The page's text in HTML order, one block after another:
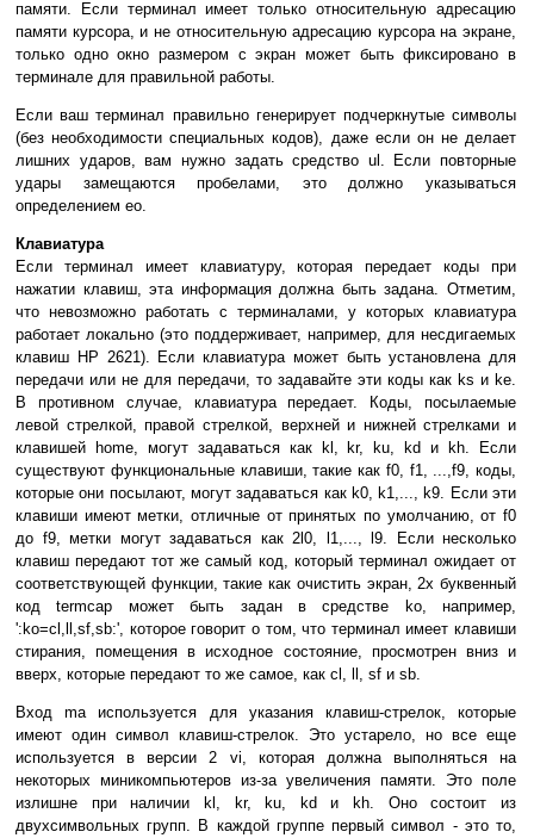
памяти. Если терминал имеет только относительную адресацию
памяти курсора, и не относительную адресацию курсора на экране,
только одно окно размером с экран может быть фиксировано в
терминале для правильной работы.
Если ваш терминал правильно генерирует подчеркнутые символы
(без необходимости специальных кодов), даже если он не делает
лишних ударов, вам нужно задать средство ul. Если повторные
удары замещаются пробелами, это должно указываться
определением eo.
Клавиатура
Если терминал имеет клавиатуру, которая передает коды при
нажатии клавиш, эта информация должна быть задана. Отметим,
что невозможно работать с терминалами, у которых клавиатура
работает локально (это поддерживает, например, для несдигаемых
клавиш HP 2621). Если клавиатура может быть установлена для
передачи или не для передачи, то задавайте эти коды как ks и ke.
В противном случае, клавиатура передает. Коды, посылаемые
левой стрелкой, правой стрелкой, верхней и нижней стрелками и
клавишей home, могут задаваться как kl, kr, ku, kd и kh. Если
существуют функциональные клавиши, такие как f0, f1, ...,f9, коды,
которые они посылают, могут задаваться как k0, k1,..., k9. Если эти
клавиши имеют метки, отличные от принятых по умолчанию, от f0
до f9, метки могут задаваться как 2l0, l1,..., l9. Если несколько
клавиш передают тот же самый код, который терминал ожидает от
соответствующей функции, такие как очистить экран, 2х буквенный
код termcap может быть задан в средстве ko, например,
':ko=cl,ll,sf,sb:', которое говорит о том, что терминал имеет клавиши
стирания, помещения в исходное состояние, просмотрен вниз и
вверх, которые передают то же самое, как cl, ll, sf и sb.
Вход ma используется для указания клавиш-стрелок, которые
имеют один символ клавиш-стрелок. Это устарело, но все еще
используется в версии 2 vi, которая должна выполняться на
некоторых миникомпьютеров из-за увеличения памяти. Это поле
излишне при наличии kl, kr, ku, kd и kh. Оно состоит из
двухсимвольных групп. В каждой группе первый символ - это то,